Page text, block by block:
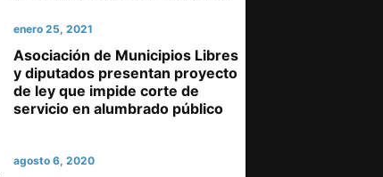
enero 25, 2021
Asociación de Municipios Libres
y diputados presentan proyecto
de ley que impide corte de
servicio en alumbrado público
agosto 6, 2020